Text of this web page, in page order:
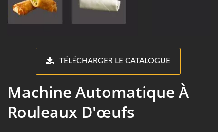
TÉLÉCHARGER LE CATALOGUE
Machine Automatique À
Rouleaux D'œufs